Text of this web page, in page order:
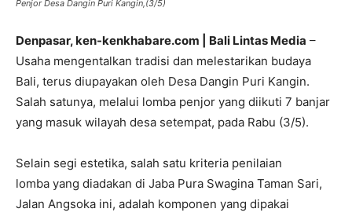
Penjor Desa Dangin Puri Kangin,(3/5)
Denpasar, ken-kenkhabare.com | Bali Lintas Media –
Usaha mengentalkan tradisi dan melestarikan budaya
Bali, terus diupayakan oleh Desa Dangin Puri Kangin.
Salah satunya, melalui lomba penjor yang diikuti 7 banjar
yang masuk wilayah desa setempat, pada Rabu (3/5).
Selain segi estetika, salah satu kriteria penilaian
lomba yang diadakan di Jaba Pura Swagina Taman Sari,
Jalan Angsoka ini, adalah komponen yang dipakai